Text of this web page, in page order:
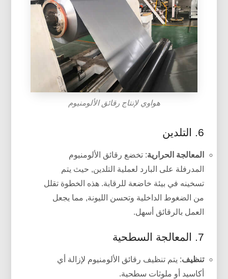
هواوي لإنتاج رقائق الألومنيوم
6. التلدين
المعالجة الحرارية: تخضع رقائق الألومنيوم
المدرفلة على البارد لعملية التلدين, حيث يتم
تسخينه في بيئة خاضعة للرقابة. هذه الخطوة تقلل
من الضغوط الداخلية وتحسن الليونة, مما يجعل
العمل بالرقائق أسهل.
7. المعالجة السطحية
تنظيف: يتم تنظيف رقائق الألومنيوم لإزالة أي
أكاسيد أو ملوثات سطحية.